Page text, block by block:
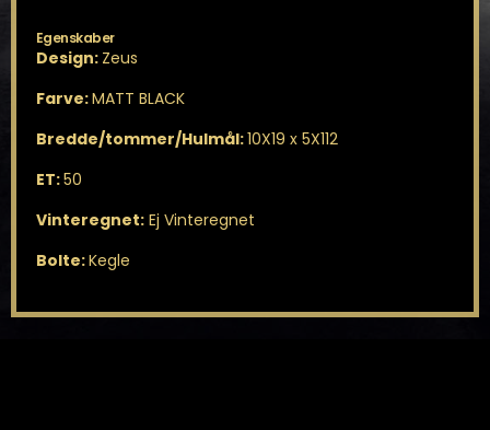
Egenskaber
Design: Zeus
Farve:MATT BLACK
Bredde/tommer/Hulmål:10X19 x 5X112
ET:50
Vinteregnet:Ej Vinteregnet
Bolte:Kegle